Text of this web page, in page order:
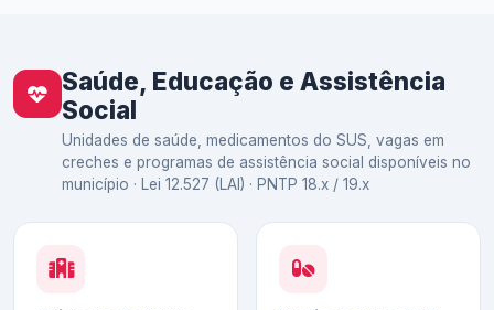
Saúde, Educação e Assistência
Social
Unidades de saúde, medicamentos do SUS, vagas em
creches e programas de assistência social disponíveis no
município · Lei 12.527 (LAI) · PNTP 18.x / 19.x